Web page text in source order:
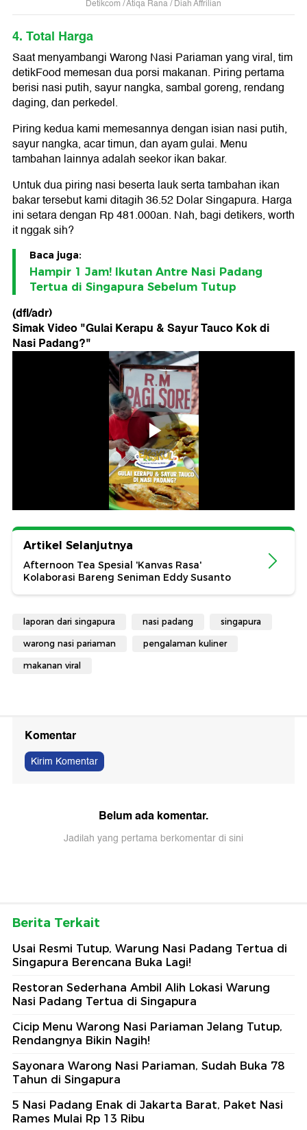
Detikcom / Atiqa Rana / Diah Affrilian
4. Total Harga
Saat menyambangi Warong Nasi Pariaman yang viral, tim
detikFood memesan dua porsi makanan. Piring pertama
berisi nasi putih, sayur nangka, sambal goreng, rendang
daging, dan perkedel.
Piring kedua kami memesannya dengan isian nasi putih,
sayur nangka, acar timun, dan ayam gulai. Menu
tambahan lainnya adalah seekor ikan bakar.
Untuk dua piring nasi beserta lauk serta tambahan ikan
bakar tersebut kami ditagih 36.52 Dolar Singapura. Harga
ini setara dengan Rp 481.000an. Nah, bagi detikers, worth
it nggak sih?
Baca juga:
Hampir 1 Jam! Ikutan Antre Nasi Padang
Tertua di Singapura Sebelum Tutup
(dfl/adr)
Simak Video "Gulai Kerapu & Sayur Tauco Kok di
Nasi Padang?"
Artikel Selanjutnya
Afternoon Tea Spesial 'Kanvas Rasa'
Kolaborasi Bareng Seniman Eddy Susanto
laporan dari singapura nasi padang singapura
warong nasi pariaman pengalaman kuliner
makanan viral
Komentar
Kirim Komentar
Belum ada komentar.
Jadilah yang pertama berkomentar di sini
Berita Terkait
Usai Resmi Tutup, Warung Nasi Padang Tertua di
Singapura Berencana Buka Lagi!
Restoran Sederhana Ambil Alih Lokasi Warung
Nasi Padang Tertua di Singapura
Cicip Menu Warong Nasi Pariaman Jelang Tutup,
Rendangnya Bikin Nagih!
Sayonara Warong Nasi Pariaman, Sudah Buka 78
Tahun di Singapura
5 Nasi Padang Enak di Jakarta Barat, Paket Nasi
Rames Mulai Rp 13 Ribu